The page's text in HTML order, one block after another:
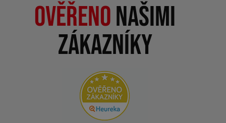
Ověřenonašimi
zákazníky